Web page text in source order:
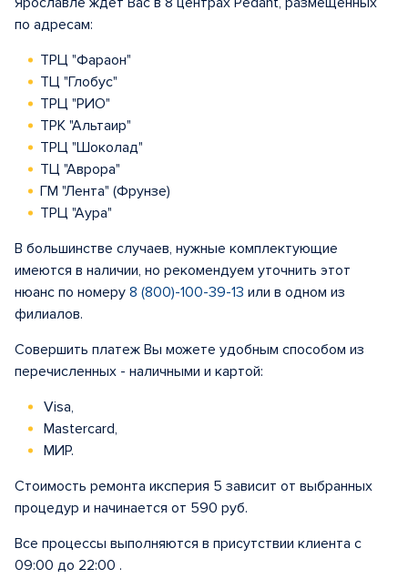
по адресам:
ТРЦ "Фараон"
ТЦ "Глобус"
ТРЦ "РИО"
ТРК "Альтаир"
ТРЦ "Шоколад"
ТЦ "Аврора"
ГМ "Лента" (Фрунзе)
ТРЦ "Аура"
В большинстве случаев, нужные комплектующие
имеются в наличии, но рекомендуем уточнить этот
нюанс по номеру 8 (800)-100-39-13 или в одном из
филиалов.
Совершить платеж Вы можете удобным способом из
перечисленных - наличными и картой:
Visa,
Mastercard,
МИР.
Стоимость ремонта иксперия 5 зависит от выбранных
процедур и начинается от 590 руб.
Все процессы выполняются в присутствии клиента с
09:00 до 22:00 .